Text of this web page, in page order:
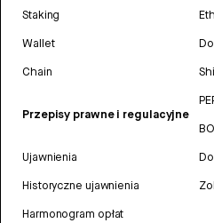
Staking
Wallet
Chain
Przepisy prawne i regulacyjne
Ujawnienia
Historyczne ujawnienia
Harmonogram opłat